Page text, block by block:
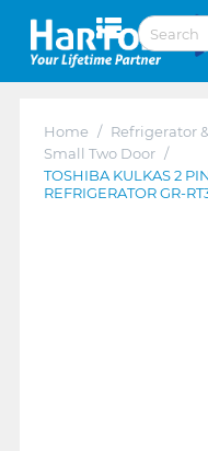
Home / Refrigerator
Small Two Door /
TOSHIBA KULKAS 2
REFRIGERATOR GR-